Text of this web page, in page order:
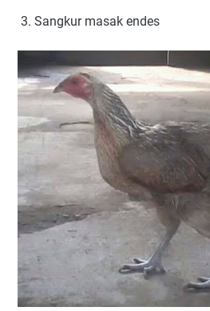
3. Sangkur masak endes